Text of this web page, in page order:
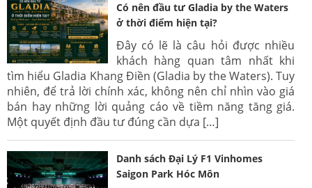
Có nên đầu tư Gladia by the Waters
ở thời điểm hiện tại?
Đây có lẽ là câu hỏi được nhiều
khách hàng quan tâm nhất khi
tìm hiểu Gladia Khang Điền (Gladia by the Waters). Tuy
nhiên, để trả lời chính xác, không nên chỉ nhìn vào giá
bán hay những lời quảng cáo về tiềm năng tăng giá.
Một quyết định đầu tư đúng cần dựa […]
Danh sách Đại Lý F1 Vinhomes
Saigon Park Hóc Môn